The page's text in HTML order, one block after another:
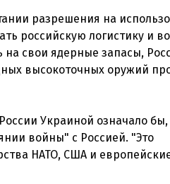
разрешения на
российскую логистику и
свои ядерные запасы,
высокоточных оружий
Украиной означало
войны" с Россией. "Это
НАТО, США и